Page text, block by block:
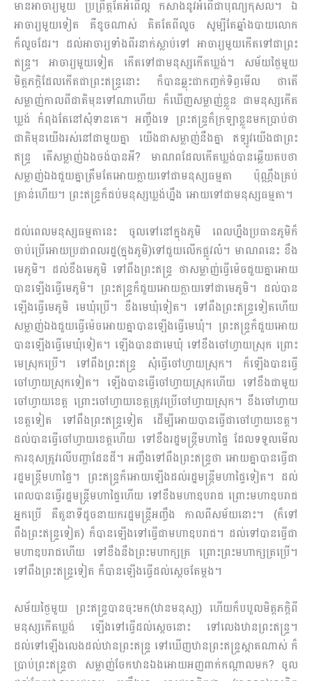
មានអាចារ្យមួយ ប្រព្រឹត្តតែអំពើល្អ កសាងនូវអំពើជាបុណ្យកុសល។​ ឯ
អាចារ្យមួយទៀត គឺខូចណាស់ គិតតែពីលួច សូម្បីតែឆ្នាំងបាយលោក
ក៏លួចដែរ។ ដល់អាចារ្យទាំងពីរនាក់ស្លាប់ទៅ អាចារ្យមួយកើតទៅជាព្រះ
ឥន្ទ្រ។ អាចារ្យមួយទៀត កើតទៅ​ជា​មនុស្សកើតឃ្លង់។ សម័យថ្ងៃមួយ
មិត្តភក្ដិដែលកើតជាព្រះឥន្ទ្រនោះ ក៏បានឆ្លុះជាកញ្ចក់ទិព្ធមើល ថាតើ​
សម្លាញ់​កាលពីជាតិមុនទៅណាហើយ ក៏ឃើញសម្លាញ់ខ្លួន ជាមនុស្សកើត
ឃ្លង់ កំពុងតែនៅសុំទាន​គេ។ អញ្ចឹងទេ ព្រះឥន្ទ្រក៏ក្រឡាខ្លួនមកប្រាប់ថា
ជាតិមុនយើងរស់នៅជាមួយគ្នា យើងជាសម្លាញ់នឹងគ្នា ឥឡូវ​យើង​ជា​ព្រះ
ឥន្ទ្រ តើសម្លាញ់ឯងចង់បានអី? មាណពដែលកើតឃ្លង់បានឆ្លើយតបថា
សម្លាញ់ឯងជួយគ្នា​ត្រឹម​តែ​អោយ​ក្លាយទៅជាមនុស្សធម្មតា ប៉ុណ្ណឹងគ្រប់
គ្រាន់ហើយ។ ព្រះឥន្ទ្រក៏ជប់មនុស្សឃ្លង់ហ្នឹង អោយ​ទៅ​ជា​មនុស្សធម្មតា។
ដល់ពេលមនុស្សធម្មតានេះ ចូលទៅនៅក្នុងភូមិ ពេលហ្នឹងប្រធានភូមិក៏
ចាប់ប្រើអោយប្រជាពលរដ្ឋ​(ក្នុង​ភូមិ)​ទៅ​ជួយលើកផ្លូវលំ។ មាណពនេះ ខឹង
មេភូមិ។ ដល់ខឹងមេភូមិ ទៅពឹងព្រះឥន្ទ្រ ថាសម្លាញ់ធ្វើម៉េចជួយ​គ្នា​អោយ​
បានឡើងធ្វើមេភូមិ។ ព្រះឥន្ទ្រក៏ជួយអោយក្លាយទៅជាមេភូមិ។ ដល់បាន
ឡើងធ្វើមេភូមិ មេឃុំ​ប្រើ។ ខឹងមេឃុំទៀត។​ ទៅពឹងព្រះឥន្ទ្រទៀតហើយ
សម្លាញ់ឯងជួយធ្វើម៉េចអោយគ្នាបានឡើងធ្វើមេឃុំ។ ព្រះ​ឥន្ទ្រក៏ជួយអោយ
បានឡើងធ្វើមេឃុំទៀត។ ឡើងបានជាមេឃុំ ទៅខឹងចៅហ្វាយស្រុក ព្រោះ
មេស្រុក​ប្រើ។ ទៅពឹងព្រះឥន្ទ្រ សុំធ្វើចៅហ្វាយស្រុក។ ក៏ឡើងបានធ្វើ
ចៅហ្វាយស្រុកទៀត។ ឡើងបានធ្វើចៅហ្វាយ​ស្រុក​ហើយ ​ទៅខឹងជាមួយ
ចៅហ្វាយខេត្ត ព្រោះចៅហ្វាយខេត្តត្រូវប្រើចៅហ្វាយស្រុក។ ខឹងចៅហ្វាយ
ខេត្ត​ទៀត ទៅពឹងព្រះឥន្ទ្រទៀត ដើម្បីអោយបានធ្វើជាចៅហ្វាយខេត្ត។
ដល់បានធ្វើចៅហ្វាយខេត្តហើយ ទៅ​ខឹង​រដ្ឋមន្រ្តីមហាផ្ទៃ ដែលទទួលមើល
ការខុសត្រូវលើបញ្ហាដែនដី។ អញ្ចឹងទៅពឹងព្រះឥន្ទ្រថា អោយគ្នាបាន​ធ្វើ​ជា​
រដ្ឋមន្រ្តីមហាផ្ទៃ។ ព្រះឥន្ទ្រក៏អោយឡើងដល់រដ្ឋមន្រ្តីមហាផ្ទៃទៀត។ ដល់
ពេលបានធ្វើរដ្ឋមន្រ្តីមហាផ្ទៃ​ហើយ ទៅខឹងមហាឧបរាជ ព្រោះមហាឧបរាជ
អ្នកប្រើ គឺតួនាទីដូចនាយករដ្ឋមន្រ្តីអញ្ចឹង កាលពីសម័យ​នោះ។​ (ក៏ទៅ
ពឹងព្រះឥន្ទ្រទៀត) ក៏បានឡើងទៅធ្វើជាមហាឧបរាជ។ ដល់ទៅបានធ្វើជា
មហាឧបរាជហើយ ទៅ​ខឹងនឹងព្រះមហាក្សត្រ ព្រោះព្រះមហាក្សត្រប្រើ។
ទៅពឹងព្រះឥន្ទ្រទៀត ក៏បានឡើងធ្វើដល់ស្ដេចតែម្ដង។
សម័យថ្ងៃមួយ ព្រះឥន្ទ្របានចុះមក(ឋានមនុស្ស) ហើយក៏បបួលមិត្តភក្ដិពី
មនុស្សកើតឃ្លង់ ឡើងទៅ​ធ្វើ​ដល់​ស្ដេច​នោះ ទៅលេងឋានព្រះឥន្ទ្រ។
ដល់ទៅឡើងលេងដល់ឋានព្រះឥន្ទ្រ ទៅឃើញឋានព្រះឥន្ទ្រស្អាត​ណាស់ ក៏
ប្រាប់ព្រះឥន្ទ្រថា សម្លាញ់ចែកឋានឯងអោយអញពាក់កណ្ដាលមក? ចូល